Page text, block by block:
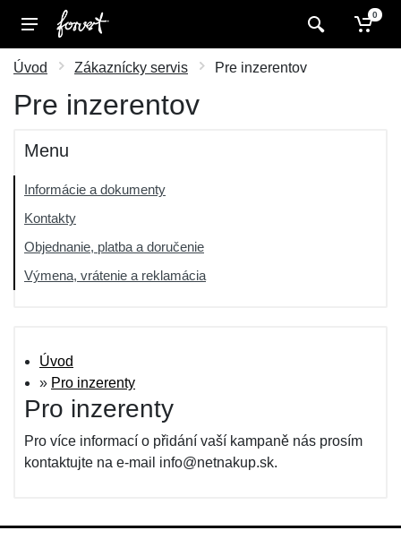
0
Úvod Zákaznícky servis Pre inzerentov
Pre inzerentov
Menu
Informácie a dokumenty
Kontakty
Objednanie, platba a doručenie
Výmena, vrátenie a reklamácia
Úvod
» Pro inzerenty
Pro inzerenty
Pro více informací o přidání vaší kampaně nás prosím
kontaktujte na e-mail info@netnakup.sk.